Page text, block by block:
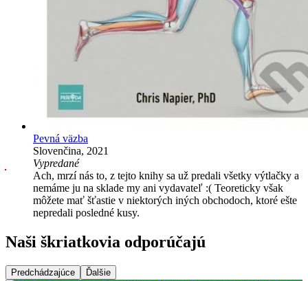
Pevná väzba
Slovenčina, 2021
Vypredané
Ach, mrzí nás to, z tejto knihy sa už predali všetky výtlačky a
nemáme ju na sklade my ani vydavateľ :( Teoreticky však
môžete mať šťastie v niektorých iných obchodoch, ktoré ešte
nepredali posledné kusy.
Naši škriatkovia odporúčajú
Predchádzajúce Ďalšie